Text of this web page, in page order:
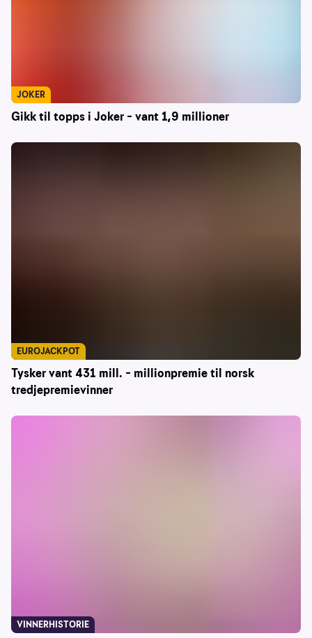
Gikk til topps i Joker – vant 1,9 millioner
JOKER
Tysker vant 431 mill. – millionpremie til norsk
tredjepremievinner
EUROJACKPOT
VINNERHISTORIE